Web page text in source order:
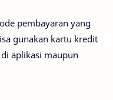
pembayaran yang
gunakan kartu kredit
aplikasi maupun